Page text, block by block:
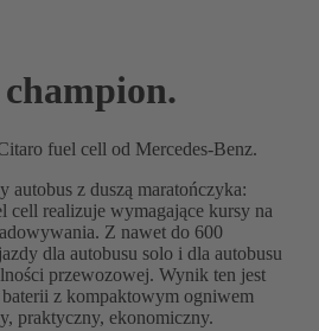
fuel cell od Mercedes-Benz.
autobus z duszą maratończyka:
cell realizuje wymagające kursy na
Z nawet do 600
dla autobusu solo i dla autobusu
przewozowej. Wynik ten jest
z kompaktowym ogniwem
praktyczny, ekonomiczny.